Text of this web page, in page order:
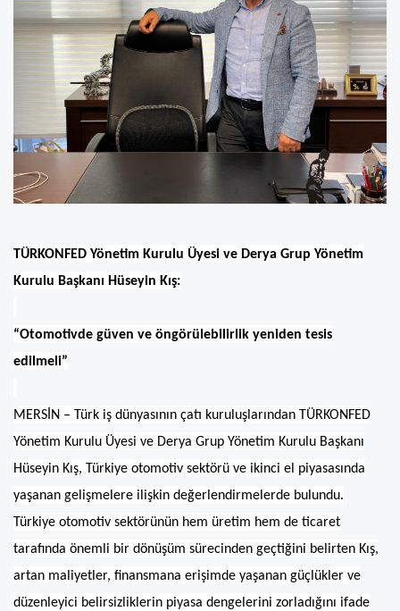
TÜRKONFED Yönetim Kurulu Üyesi ve Derya Grup Yönetim
Kurulu Başkanı Hüseyin Kış:
“Otomotivde güven ve öngörülebilirlik yeniden tesis
edilmeli”
MERSİN – Türk iş dünyasının çatı kuruluşlarından TÜRKONFED
Yönetim Kurulu Üyesi ve Derya Grup Yönetim Kurulu Başkanı
Hüseyin Kış, Türkiye otomotiv sektörü ve ikinci el piyasasında
yaşanan gelişmelere ilişkin değerlendirmelerde bulundu.
Türkiye otomotiv sektörünün hem üretim hem de ticaret
tarafında önemli bir dönüşüm sürecinden geçtiğini belirten Kış,
artan maliyetler, finansmana erişimde yaşanan güçlükler ve
düzenleyici belirsizliklerin piyasa dengelerini zorladığını ifade